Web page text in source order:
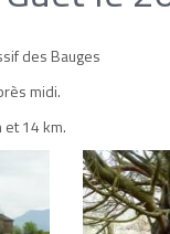
des Bauges
midi.
14 km.